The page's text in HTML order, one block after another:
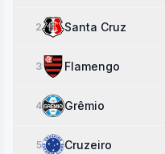
2 Santa Cruz
3 Flamengo
4 Grêmio
5 Cruzeiro